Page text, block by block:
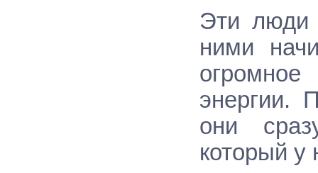
Эти люди
ними
энергии.
они
который у